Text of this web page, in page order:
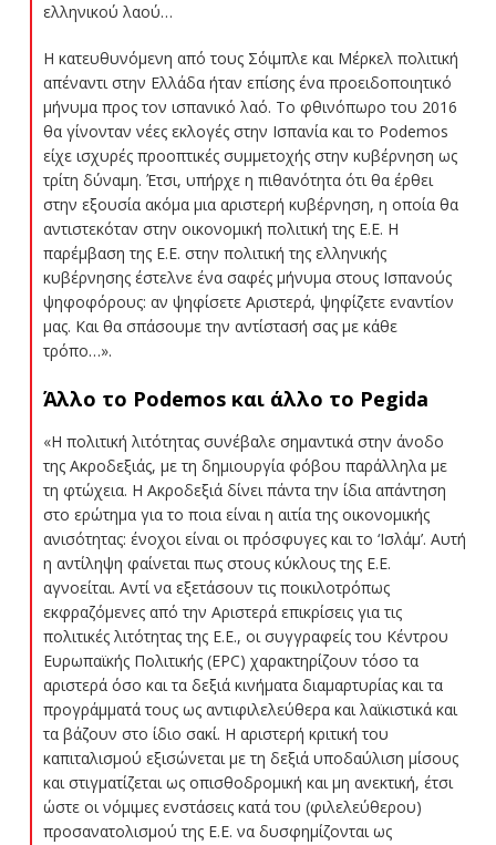
ελληνικού λαού…
Η κατευθυνόμενη από τους Σόιμπλε και Μέρκελ πολιτική
απέναντι στην Ελλάδα ήταν επίσης ένα προειδοποιητικό
μήνυμα προς τον ισπανικό λαό. Το φθινόπωρο του 2016
θα γίνονταν νέες εκλογές στην Ισπανία και το Podemos
είχε ισχυρές προοπτικές συμμετοχής στην κυβέρνηση ως
τρίτη δύναμη. Έτσι, υπήρχε η πιθανότητα ότι θα έρθει
στην εξουσία ακόμα μια αριστερή κυβέρνηση, η οποία θα
αντιστεκόταν στην οικονομική πολιτική της Ε.Ε. Η
παρέμβαση της Ε.Ε. στην πολιτική της ελληνικής
κυβέρνησης έστελνε ένα σαφές μήνυμα στους Ισπανούς
ψηφοφόρους: αν ψηφίσετε Αριστερά, ψηφίζετε εναντίον
μας. Και θα σπάσουμε την αντίστασή σας με κάθε
τρόπο…».
Άλλο το Podemos και άλλο το Pegida
«Η πολιτική λιτότητας συνέβαλε σημαντικά στην άνοδο
της Ακροδεξιάς, με τη δημιουργία φόβου παράλληλα με
τη φτώχεια. Η Ακροδεξιά δίνει πάντα την ίδια απάντηση
στο ερώτημα για το ποια είναι η αιτία της οικονομικής
ανισότητας: ένοχοι είναι οι πρόσφυγες και το ‘Ισλάμ’. Αυτή
η αντίληψη φαίνεται πως στους κύκλους της Ε.Ε.
αγνοείται. Αντί να εξετάσουν τις ποικιλοτρόπως
εκφραζόμενες από την Αριστερά επικρίσεις για τις
πολιτικές λιτότητας της Ε.Ε., οι συγγραφείς του Κέντρου
Ευρωπαϊκής Πολιτικής (EPC) χαρακτηρίζουν τόσο τα
αριστερά όσο και τα δεξιά κινήματα διαμαρτυρίας και τα
προγράμματά τους ως αντιφιλελεύθερα και λαϊκιστικά και
τα βάζουν στο ίδιο σακί. Η αριστερή κριτική του
καπιταλισμού εξισώνεται με τη δεξιά υποδαύλιση μίσους
και στιγματίζεται ως οπισθοδρομική και μη ανεκτική, έτσι
ώστε οι νόμιμες ενστάσεις κατά του (φιλελεύθερου)
προσανατολισμού της Ε.Ε. να δυσφημίζονται ως